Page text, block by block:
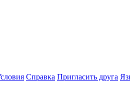
Справка Пригласить друга